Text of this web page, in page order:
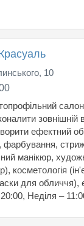
10
зовнішній
ефектний
фарбування,
манікюр,
косметологія
для обличчя),
Неділя –